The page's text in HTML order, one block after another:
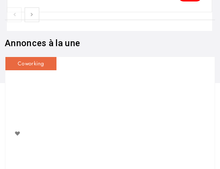
Annonces à la une
Coworking